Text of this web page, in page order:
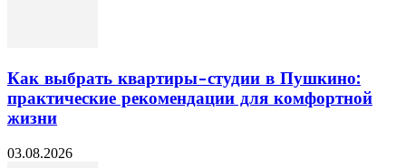
Как выбрать квартиры-студии в Пушкино:
практические рекомендации для комфортной
жизни
03.08.2026